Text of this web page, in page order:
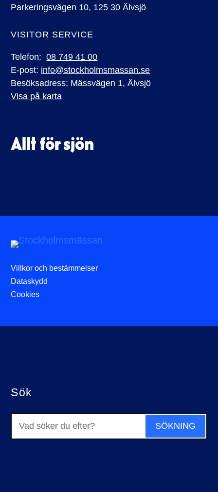
Parkeringsvägen 10, 125 30 Älvsjö
VISITOR SERVICE
Telefon:08 749 41 00
E-post: info@stockholmsmassan.se
Besöksadress: Mässvägen 1, Älvsjö
Visa på karta
Villkor och bestämmelser
Dataskydd
Cookies
Sök
efter: